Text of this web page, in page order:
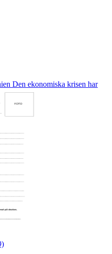
Den ekonomiska krisen har